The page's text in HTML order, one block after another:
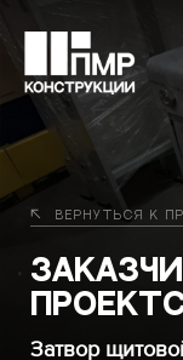
Вернуться к
Затвор